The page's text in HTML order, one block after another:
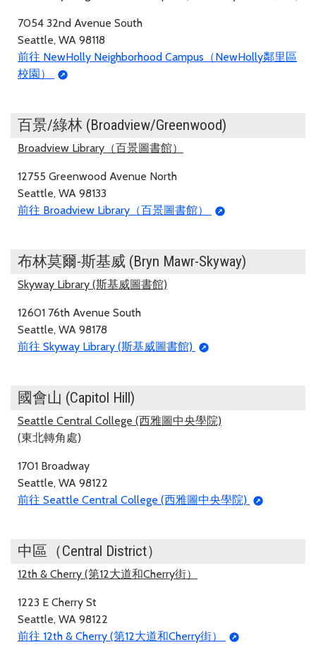
7054 32nd Avenue South
Seattle, WA 98118
前往 NewHolly Neighborhood Campus（NewHolly鄰里區
校園）
百景/綠林 (Broadview/Greenwood)
Broadview Library（百景圖書館）
12755 Greenwood Avenue North
Seattle, WA 98133
前往 Broadview Library（百景圖書館）
布林莫爾-斯基威 (Bryn Mawr-Skyway)
Skyway Library (斯基威圖書館)
12601 76th Avenue South
Seattle, WA 98178
前往 Skyway Library (斯基威圖書館)
國會山 (Capitol Hill)
Seattle Central College (西雅圖中央學院)
(東北轉角處)
1701 Broadway
Seattle, WA 98122
前往 Seattle Central College (西雅圖中央學院)
中區（Central District）
12th & Cherry (第12大道和Cherry街）
1223 E Cherry St
Seattle, WA 98122
前往 12th & Cherry (第12大道和Cherry街）